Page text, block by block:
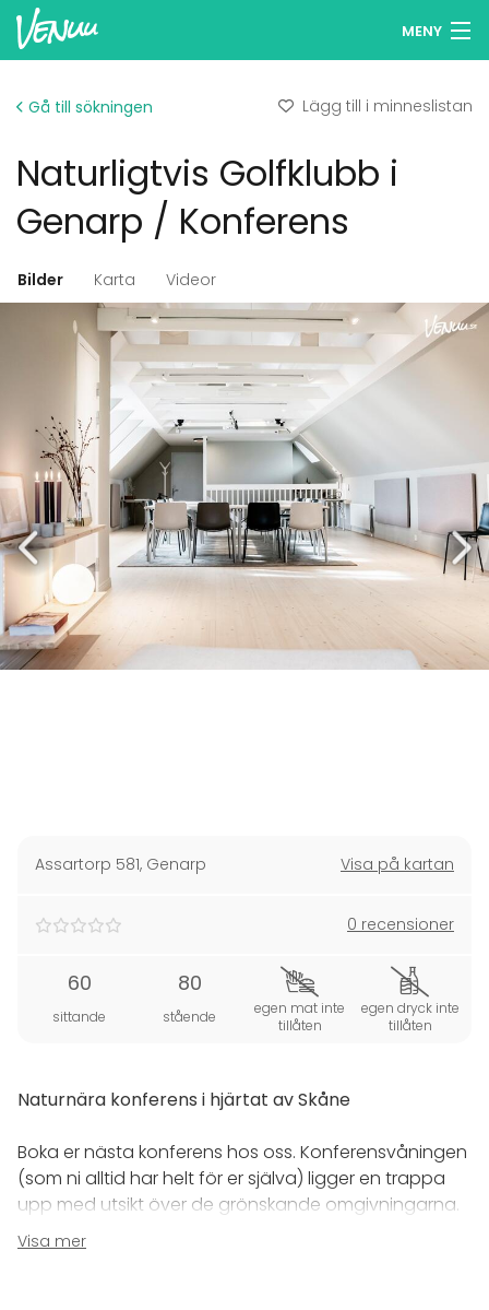
MENY
Logga in
Svenska
Lägg till din lokal
Gå till sökningen Lägg till i minneslistan
Naturligtvis Golfklubb i
Genarp / Konferens
Bilder Karta Videor
Assartorp 581, Genarp Visa på kartan
0 recensioner
60
sittande
80
stående
egen mat inte
tillåten
egen dryck inte
tillåten
Naturnära konferens i hjärtat av Skåne
Boka er nästa konferens hos oss. Konferensvåningen
(som ni alltid har helt för er själva) ligger en trappa
upp med utsikt över de grönskande omgivningarna.
Till ert förfogande och i anslutning till
Visa mer